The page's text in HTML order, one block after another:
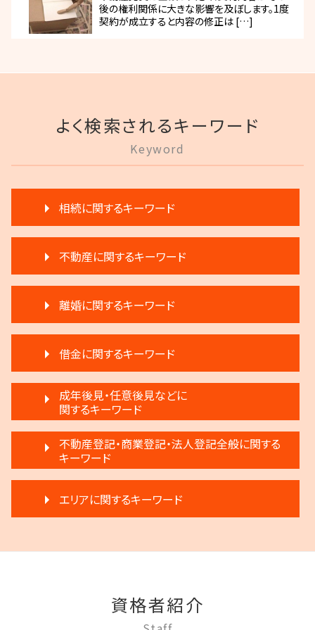
後の権利関係に大きな影響を及ぼします。1度
契約が成立すると内容の修正は […]
よく検索されるキーワード
Keyword
相続に関するキーワード
生前贈与 注意点
生前贈与 注意
生前贈与 分割
相続 分割
相続 遺産分割協議書
相続 弁護士費用
相続 争い
遺言 執行 いつ
限定承認 相続
生前贈与とは 住宅
遺言 執行 相続人
生前贈与 弁護士
執行人 遺言 相続
相続登記 義務化 過去の相続
遺言 執行 流れ
相続放棄 デメリット
相続 分割協議書
不動産に関するキーワード
不動産売買契約 注意点
不動産 明け渡し 強制執行
不動産 売る
再開発 立ち退き
家賃 滞納 延滞料
賃料増額 調停申立書
不動産 明け渡し 期間
滞納 家賃
不動産 生前贈与
家賃 滞納 法的措置
不動産 売買
家賃滞納 強制退去
賃料増額 交渉
賃料増額 借地借家法
退去 立会い トラブル
家賃 滞納 弁護士
離婚に関するキーワード
離婚 弁護士
調停離婚 協議離婚
離婚 浮気 慰謝料
離婚 不受理届
離婚 不動産 財産分与
離婚 不倫 慰謝料
離婚 相手が拒否
協議離婚 弁護士
モラハラ 離婚したい
離婚調停 聞かれること
借金に関するキーワード
自己破産 条件
破産 弁護士
民事再生 個人 流れ
個人再生 デメリット
任意整理 住宅ローン
任意整理 影響
借金 調停
借金 差し押さえ
任意整理 不動産
成年後見・任意後見などに
関するキーワード
家族信託 弁護士
家族信託 できること
成年後見 弁護士
任意後見制度 本人
成年後見制度 費用
任意後見制度 義務
任意後見制度 申し立て
不動産登記・商業登記・法人登記全般に関する
キーワード
法人登記 代行
法人登記とは
法人登記 個人事業主
不動産登記 アパート
エリアに関するキーワード
多摩市 成年後見
稲城市 借金問題資格者紹介